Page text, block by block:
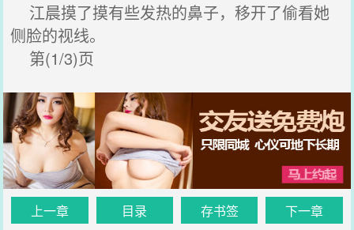
江晨摸了摸有些发热的鼻子，移开了偷看她
侧脸的视线。
第(1/3)页
上一章 目录 存书签 下一章